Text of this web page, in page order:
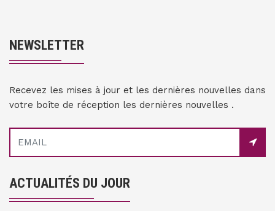
NEWSLETTER
Recevez les mises à jour et les dernières nouvelles dans
votre boîte de réception les dernières nouvelles .
ACTUALITÉS DU JOUR